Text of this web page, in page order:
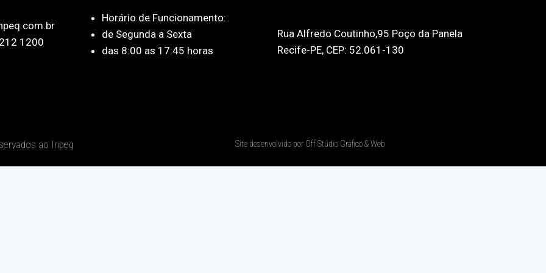
1200
Horário de Funcionamento:
de Segunda a Sexta
das 8:00 as 17:45 horas
Rua Alfredo Coutinho,95 Poço da Panela
Recife-PE, CEP: 52.061-130
ao Inpeq Site desenvolvido por Off Stúdio Gráfico & Web